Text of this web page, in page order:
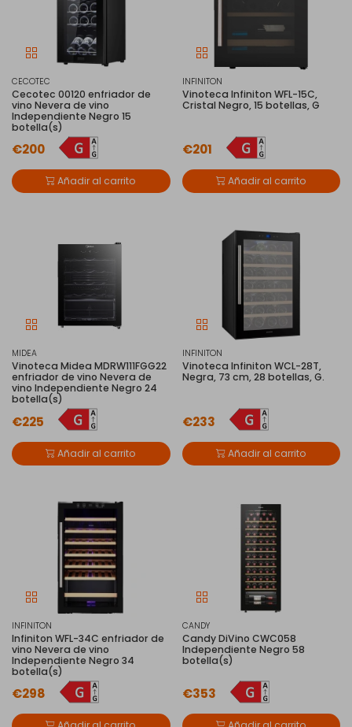
CECOTEC
Cecotec 00120 enfriador de
vino Nevera de vino
Independiente Negro 15
botella(s)
€200
Añadir al carrito
INFINITON
Vinoteca Infiniton WFL-15C,
Cristal Negro, 15 botellas, G
€201
Añadir al carrito
MIDEA
Vinoteca Midea MDRW111FGG22
enfriador de vino Nevera de
vino Independiente Negro 24
botella(s)
€225
Añadir al carrito
INFINITON
Vinoteca Infiniton WCL-28T,
Negra, 73 cm, 28 botellas, G.
€233
Añadir al carrito
INFINITON
Infiniton WFL-34C enfriador de
vino Nevera de vino
Independiente Negro 34
botella(s)
€298
CANDY
Candy DiVino CWC058
Independiente Negro 58
botella(s)
€353